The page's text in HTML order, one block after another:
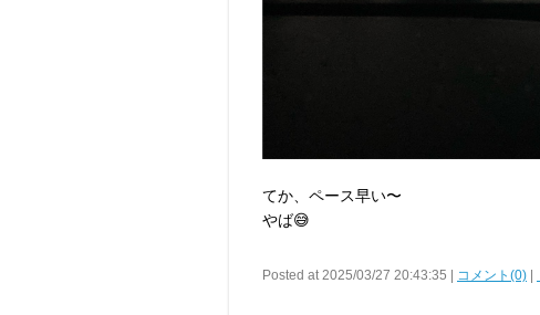
てか、ペース早い〜
やば😅
Posted at 2025/03/27 20:43:35 | コメント(0)